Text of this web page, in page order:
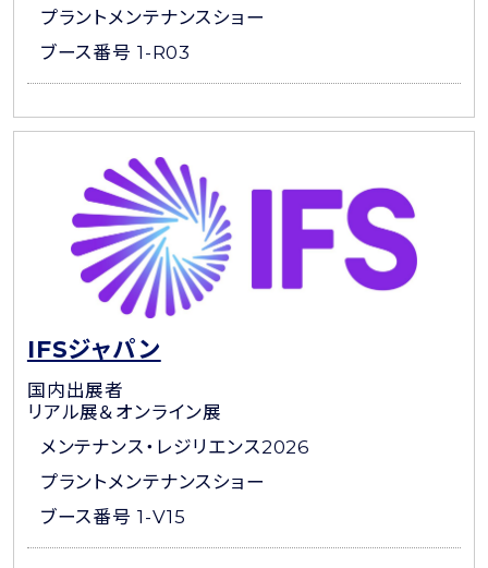
プラントメンテナンスショー
ブース番号 1-R03
IFSジャパン
国内出展者
リアル展＆オンライン展
メンテナンス・レジリエンス2026
プラントメンテナンスショー
ブース番号 1-V15